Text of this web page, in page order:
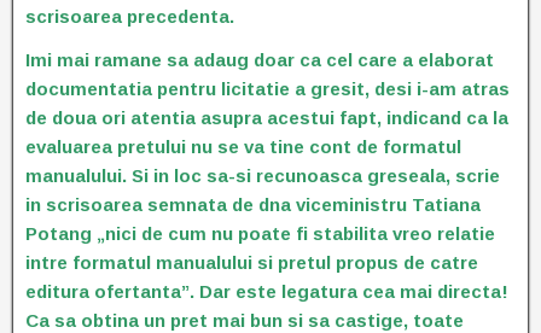
scrisoarea precedenta.
Imi mai ramane sa adaug doar ca cel care a elaborat
documentatia pentru licitatie a gresit, desi i-am atras
de doua ori atentia asupra acestui fapt, indicand ca la
evaluarea pretului nu se va tine cont de formatul
manualului. Si in loc sa-si recunoasca greseala, scrie
in scrisoarea semnata de dna viceministru Tatiana
Potang „nici de cum nu poate fi stabilita vreo relatie
intre formatul manualului si pretul propus de catre
editura ofertanta”. Dar este legatura cea mai directa!
Ca sa obtina un pret mai bun si sa castige, toate